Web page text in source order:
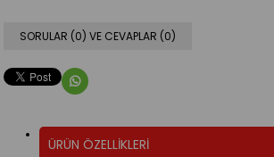
SORULAR (0) VE CEVAPLAR (0)
ÜRÜN ÖZELLIKLERI